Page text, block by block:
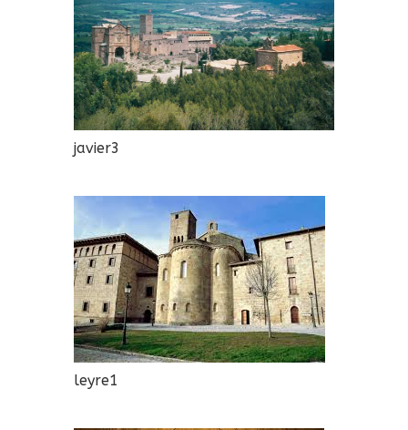
javier3
leyre1